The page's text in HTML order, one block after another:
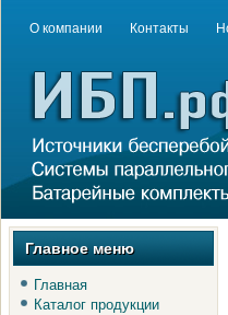
О компании Контакты
Главное меню
Главная
Каталог продукции